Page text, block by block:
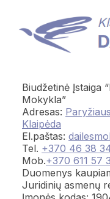
Biudžetinė Įstaiga
Mokykla”
Adresas:
Klaipėda
El.paštas:
Tel. +370 46 38
Mob.+370 611 57
Duomenys
Juridinių asmenų